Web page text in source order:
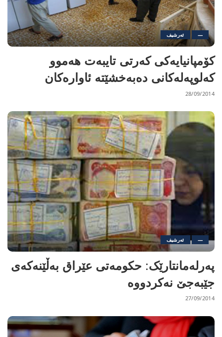
— ئەرشیف
كۆمپانیایه‌كی كەرتی تایبەت هه‌موو
كه‌لوپه‌له‌كانی دەبەخشێتە ئاواره‌كان
28/09/2014
— ئەرشیف
پەرلەمانتارێک: حكومه‌تى عێراق به‌ڵێنه‌كه‌ی
جێبه‌جێ نه‌كردووه‌
27/09/2014